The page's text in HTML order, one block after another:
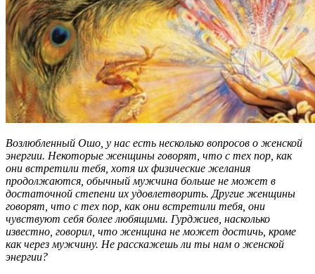
Возлюбленный Ошо, у нас есть несколько вопросов о женской
энергии. Некоторые женщины говорят, что с тех пор, как
они встретили тебя, хотя их физические желания
продолжаются, обычный мужчина больше не может в
достаточной степени их удовлетворить. Другие женщины
говорят, что с тех пор, как они встретили тебя, они
чувствуют себя более любящими. Гурджиев, насколько
известно, говорил, что женщина не может достичь, кроме
как через мужчину. Не расскажешь ли ты нам о женской
энергии?